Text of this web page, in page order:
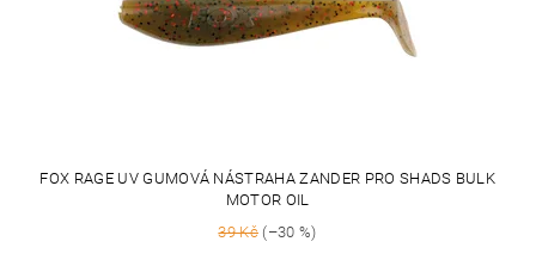
FOX RAGE UV GUMOVÁ NÁSTRAHA ZANDER PRO SHADS BULK
MOTOR OIL
39 Kč (–30 %)